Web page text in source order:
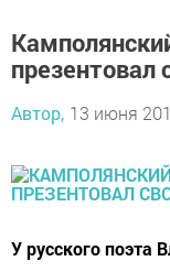
презентовал
Автор, 13 июня
У русского поэта